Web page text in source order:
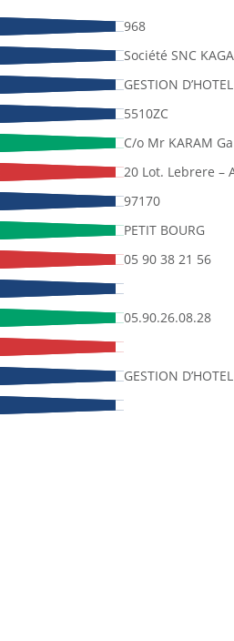
968
Société SNC
GESTION
5510ZC
C/o Mr KARAM
20 Lot. Lebrere –
97170
PETIT BOURG
05 90 38 21 56
05.90.26.08.28
GESTION